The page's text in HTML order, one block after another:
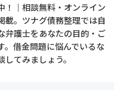
効援用
社破産・法人破産
務整理
人再生（民事再生）
！｜相談無料・オンライン
載。ツナグ債務整理では自
弁護士をあなたの目的・ご
。借金問題に悩んでいるな
てみましょう。